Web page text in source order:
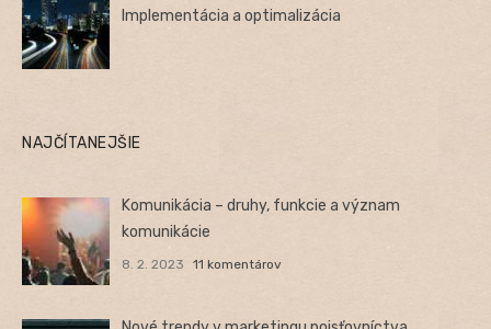
Implementácia a optimalizácia
NAJČÍTANEJŠIE
Komunikácia – druhy, funkcie a význam
komunikácie
8. 2. 2023 11 komentárov